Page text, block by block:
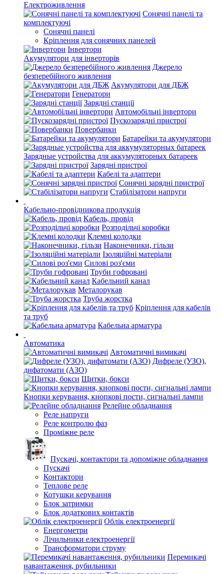
Електроживлення
Сонячні панелі та
комплектуючі
Сонячні панелі
Кріплення для сонячних панелей
Інвертори
Акумулятори для інверторів
Джерело
безперебійного живлення
Акумулятори для ДБЖ
Генератори
Зарядні станції
Автомобільні інвертори
Пускозарядні пристрої
Повербанки
Батарейки та акумулятори
Зарядные устройства для аккумуляторных батареек
Зарядні пристрої
Кабелі та адаптери
Сонячні зарядні пристрої
Стабілізатори напруги
Кабельно-провідникова продукція
Кабель, провід
Розподільчі коробки
Клемні колодки
Наконечники, гільзи
Ізоляційні матеріали
Силові роз'єми
Труби гофровані
Кабельний канал
Металорукав
Труба жорстка
Кріплення для кабелів
та труб
Кабельна арматура
Автоматика
Автоматичні вимикачі
Дифреле (УЗО),
дифатомати (АЗО)
Щитки, бокси
Кнопки керування, кнопкові пости, сигнальні лампи
Релейне обладнання
Реле напруги
Реле контролю фаз
Проміжне реле
Пускачі, контактори та допоміжне обладнання
Пускачі
Контактори
Теплове реле
Котушки керування
Блок затримки
Блок додаткових контактів
Облік електроенергії
Енергометри
Лічильники електроенергії
Трансформатори струму
Перемикачі
навантаження, рубильники